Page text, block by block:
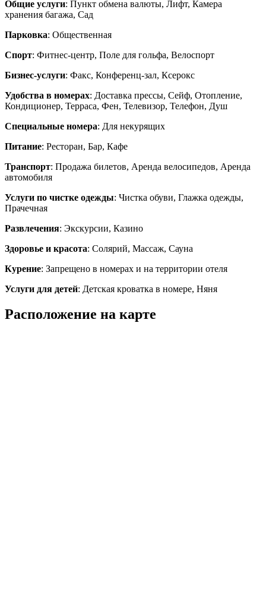
Общие услуги: Пункт обмена валюты, Лифт, Камера
хранения багажа, Сад
Парковка: Общественная
Спорт: Фитнес-центр, Поле для гольфа, Велоспорт
Бизнес-услуги: Факс, Конференц-зал, Ксерокс
Удобства в номерах: Доставка прессы, Сейф, Отопление,
Кондиционер, Терраса, Фен, Телевизор, Телефон, Душ
Специальные номера: Для некурящих
Питание: Ресторан, Бар, Кафе
Транспорт: Продажа билетов, Аренда велосипедов, Аренда
автомобиля
Услуги по чистке одежды: Чистка обуви, Глажка одежды,
Прачечная
Развлечения: Экскурсии, Казино
Здоровье и красота: Солярий, Массаж, Сауна
Курение: Запрещено в номерах и на территории отеля
Услуги для детей: Детская кроватка в номере, Няня
Расположение на карте